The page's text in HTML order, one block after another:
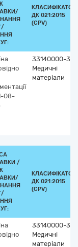
КЛАСИФІКАТОР
ДК 021:2015
(CPV)
08-
33140000-3
Медичні
матеріали
/
КЛАСИФІКАТОР
ДК 021:2015
(CPV)
33140000-3
Медичні
матеріали